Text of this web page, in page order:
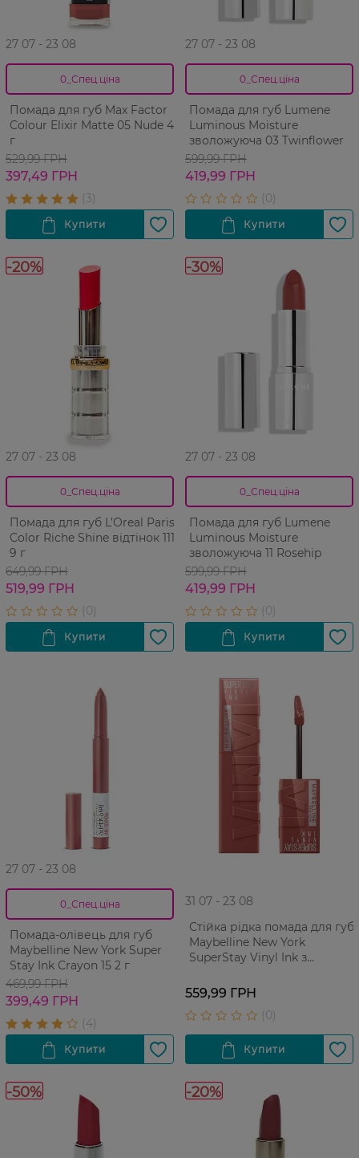
27 07 - 23 08
0_Спец.ціна
Помада для губ Max Factor
Colour Elixir Matte 05 Nude 4
г
529,99 ГРН
397,49 ГРН
27 07 - 23 08
0_Спец.ціна
Помада для губ Lumene
Luminous Moisture
зволожуюча 03 Twinflower
599,99 ГРН
419,99 ГРН
-20%
27 07 - 23 08
0_Спец.ціна
Помада для губ L’Oreal Paris
Color Riche Shine відтінок 111
9 г
649,99 ГРН
519,99 ГРН
-30%
27 07 - 23 08
0_Спец.ціна
Помада для губ Lumene
Luminous Moisture
зволожуюча 11 Rosehip
599,99 ГРН
419,99 ГРН
27 07 - 23 08
0_Спец.ціна
Помада-олівець для губ
Maybelline New York Super
Stay Ink Crayon 15 2 г
469,99 ГРН
399,49 ГРН
31 07 - 23 08
Стійка рідка помада для губ
Maybelline New York
SuperStay Vinyl Ink з
мл
559,99 ГРН
-50% -20%